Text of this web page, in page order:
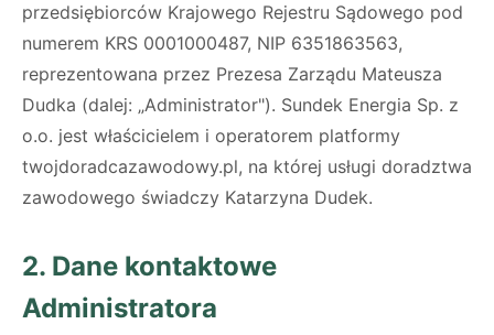
przedsiębiorców Krajowego Rejestru Sądowego pod
numerem KRS 0001000487, NIP 6351863563,
reprezentowana przez Prezesa Zarządu Mateusza
Dudka (dalej: „Administrator"). Sundek Energia Sp. z
o.o. jest właścicielem i operatorem platformy
twojdoradcazawodowy.pl, na której usługi doradztwa
zawodowego świadczy Katarzyna Dudek.
2. Dane kontaktowe
Administratora